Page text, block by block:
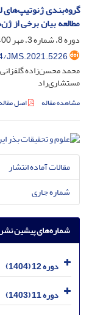
گروه‌بندی
مطالعه بیان برخی
دوره 8، شماره 3، مهر 1400، صفحه
JMS.2021.5226
محمد محسن‌زاده
مستشاری‌راد
مشاهده مقاله اصل
مقالات آماده انتشار
شماره جاری
شماره‌های پیشین
دوره 12 (1404)
دوره 11 (1403)